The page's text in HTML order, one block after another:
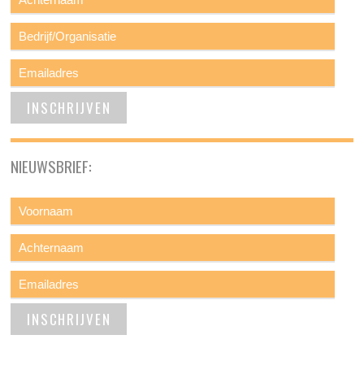
NIEUWSBRIEF: